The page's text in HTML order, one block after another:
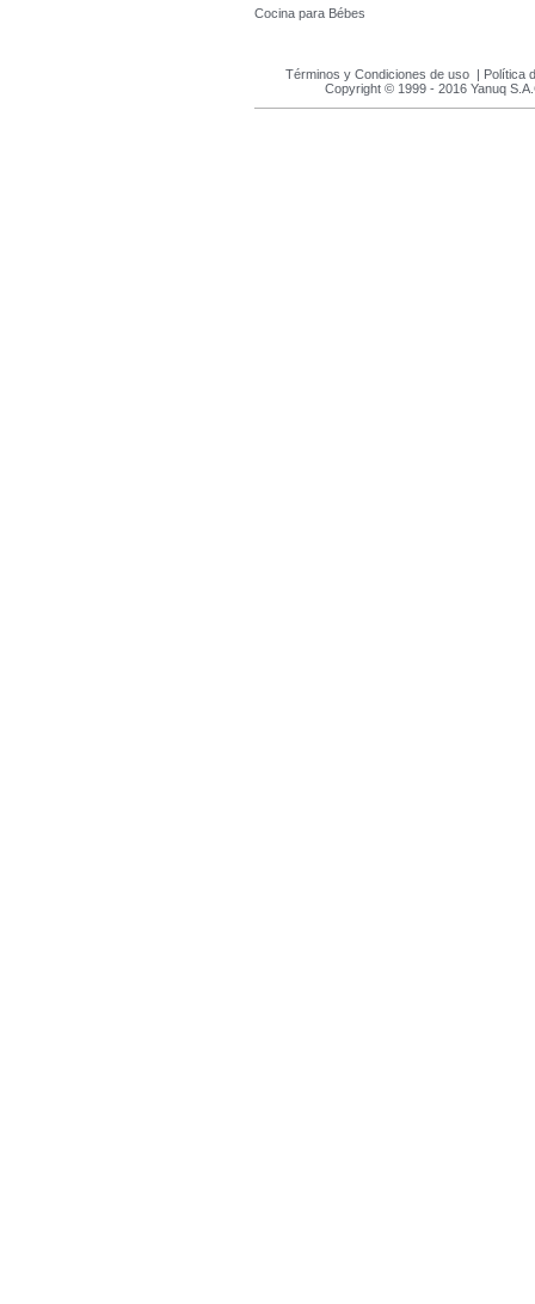
Cocina para Bébes
Términos y Condiciones de uso| Política
Copyright © 1999 - 2016 Yanuq